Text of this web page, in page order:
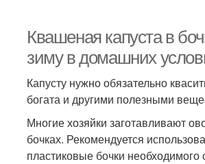
Квашеная капуста в
зиму в домашних
Капусту нужно обязательно
богата и другими полезными
Многие хозяйки заготавливают
бочках. Рекомендуется
пластиковые бочки необходимого